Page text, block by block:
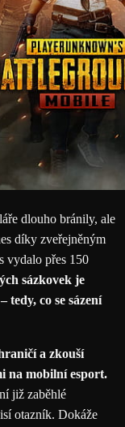
dlouho bránily, ale
díky zveřejněným
vydalo přes 150
sázkovek je
– tedy, co se sázení
a zkouší
na mobilní esport.
již zaběhlé
otazník. Dokáže